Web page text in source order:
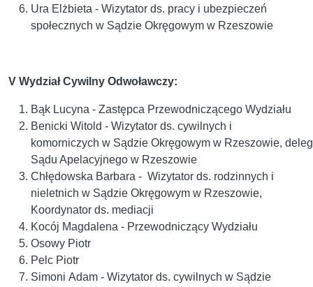
Ura Elżbieta - Wizytator ds. pracy i ubezpieczeń
społecznych w Sądzie Okręgowym w Rzeszowie
V Wydział Cywilny Odwoławczy:
Bąk Lucyna - Zastępca Przewodniczącego Wydziału
Benicki Witold - Wizytator ds. cywilnych i
komorniczych w Sądzie Okręgowym w Rzeszowie,
Sądu Apelacyjnego w Rzeszowie
Chłędowska Barbara - Wizytator ds. rodzinnych i
nieletnich w Sądzie Okręgowym w Rzeszowie,
Koordynator ds. mediacji
Kocój Magdalena - Przewodniczący Wydziału
Osowy Piotr
Pelc Piotr
Simoni Adam - Wizytator ds. cywilnych w Sądzie